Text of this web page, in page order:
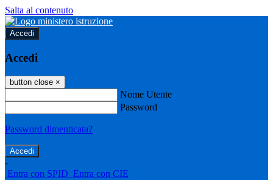
Salta al contenuto
Accedi
Accedi
button close ×
Nome Utente
Password
Password dimenticata?
-
Entra con SPID Entra con CIE